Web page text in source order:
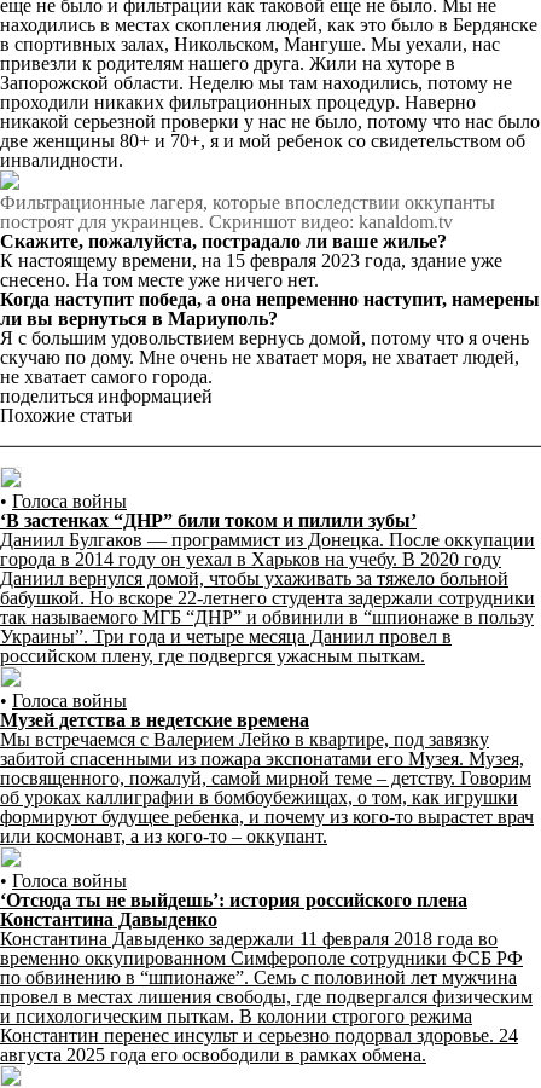
еще не было и фильтрации как таковой еще не было. Мы не
находились в местах скопления людей, как это было в Бердянске
в спортивных залах, Никольском, Мангуше. Мы уехали, нас
привезли к родителям нашего друга. Жили на хуторе в
Запорожской области. Неделю мы там находились, потому не
проходили никаких фильтрационных процедур. Наверно
никакой серьезной проверки у нас не было, потому что нас было
две женщины 80+ и 70+, я и мой ребенок со свидетельством об
инвалидности.
Фильтрационные лагеря, которые впоследствии оккупанты
построят для украинцев. Скриншот видео: kanaldom.tv
Скажите, пожалуйста, пострадало ли ваше жилье?
К настоящему времени, на 15 февраля 2023 года, здание уже
снесено. На том месте уже ничего нет.
Когда наступит победа, а она непременно наступит, намерены
ли вы вернуться в Мариуполь?
Я с большим удовольствием вернусь домой, потому что я очень
скучаю по дому. Мне очень не хватает моря, не хватает людей,
не хватает самого города.
поделиться информацией
Похожие статьи
• Голоса войны
‘В застенках “ДНР” били током и пилили зубы’
Даниил Булгаков — программист из Донецка. После оккупации
города в 2014 году он уехал в Харьков на учебу. В 2020 году
Даниил вернулся домой, чтобы ухаживать за тяжело больной
бабушкой. Но вскоре 22-летнего студента задержали сотрудники
так называемого МГБ “ДНР” и обвинили в “шпионаже в пользу
Украины”. Три года и четыре месяца Даниил провел в
российском плену, где подвергся ужасным пыткам.
• Голоса войны
Музей детства в недетские времена
Мы встречаемся с Валерием Лейко в квартире, под завязку
забитой спасенными из пожара экспонатами его Музея. Музея,
посвященного, пожалуй, самой мирной теме – детству. Говорим
об уроках каллиграфии в бомбоубежищах, о том, как игрушки
формируют будущее ребенка, и почему из кого-то вырастет врач
или космонавт, а из кого-то – оккупант.
• Голоса войны
‘Отсюда ты не выйдешьʼ: история российского плена
Константина Давыденко
Константина Давыденко задержали 11 февраля 2018 года во
временно оккупированном Симферополе сотрудники ФСБ РФ
по обвинению в “шпионаже”. Семь с половиной лет мужчина
провел в местах лишения свободы, где подвергался физическим
и психологическим пыткам. В колонии строгого режима
Константин перенес инсульт и серьезно подорвал здоровье. 24
августа 2025 года его освободили в рамках обмена.